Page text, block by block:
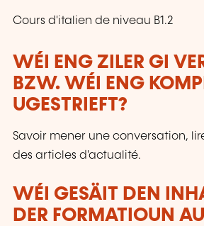
Cours d'italien de niveau B1.2
WÉI ENG ZILER GI
BZW. WÉI ENG
UGESTRIEFT?
Savoir mener une conversation,
des articles d'actualité.
WÉI GESÄIT DEN
DER FORMATIOUN